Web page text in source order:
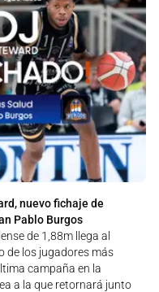
nuevo fichaje de
Pablo Burgos
de 1,88m llega al
de los jugadores más
campaña en la
a la que retornará junto